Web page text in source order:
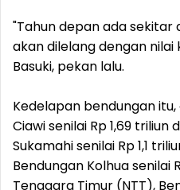
"Tahun depan ada
akan dilelang dengan
Basuki, pekan lalu.
Kedelapan bendungan
Ciawi senilai Rp 1,69
Sukamahi senilai Rp 1,1
Bendungan Kolhua senilai
Tenggara Timur (NTT),